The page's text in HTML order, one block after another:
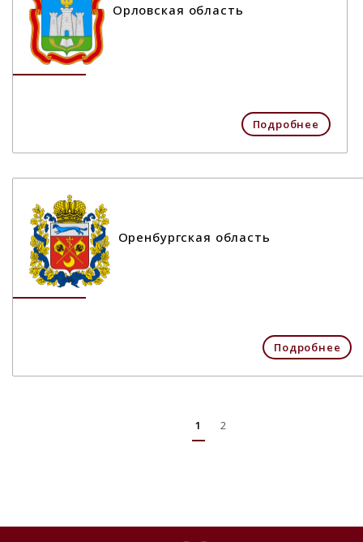
Орловская область
Подробнее
Оренбургская область
Подробнее
1 2